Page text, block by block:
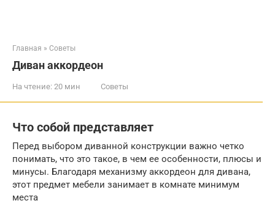
Главная » Советы
Диван аккордеон
На чтение: 20 мин Советы
Что собой представляет
Перед выбором диванной конструкции важно четко
понимать, что это такое, в чем ее особенности, плюсы и
минусы. Благодаря механизму аккордеон для дивана,
этот предмет мебели занимает в комнате минимум
места